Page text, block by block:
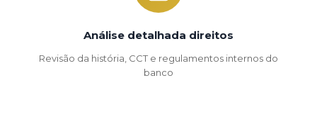
Análise detalhada direitos
Revisão da história, CCT e regulamentos internos do
banco